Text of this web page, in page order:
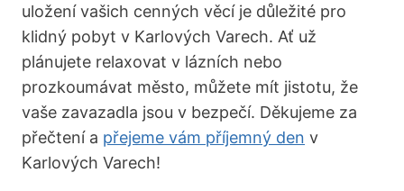
uložení vašich cenných věcí je důležité pro
klidný pobyt v Karlových Varech. Ať už
plánujete relaxovat v lázních nebo
prozkoumávat město, můžete mít jistotu, že
vaše zavazadla jsou v bezpečí. Děkujeme za
přečtení a přejeme vám příjemný den v
Karlových Varech!